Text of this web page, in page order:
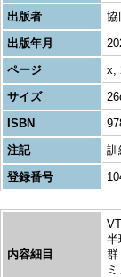
出版者
協
出版年月
ページ
x,
サイズ
ISBN
注記
訓
登録番号
内容細目
半
群